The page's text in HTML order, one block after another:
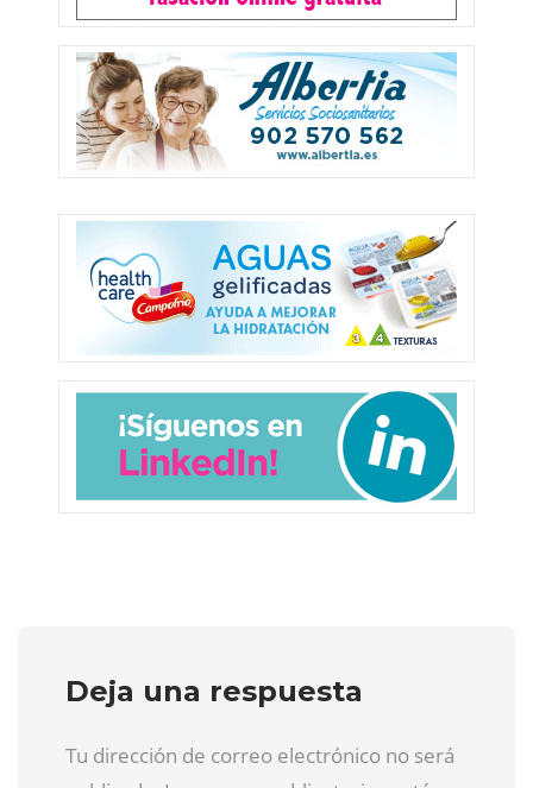
Deja una respuesta
Tu dirección de correo electrónico no será